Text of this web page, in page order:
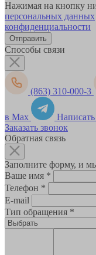
Нажимая на кнопку
персональных данных
конфиденциальности
Способы связи
(863) 310-000-3
в Max
Заказать звонок
Обратная связь
Заполните форму, и
Ваше имя *
Телефон *
E-mail
Тип обращения *